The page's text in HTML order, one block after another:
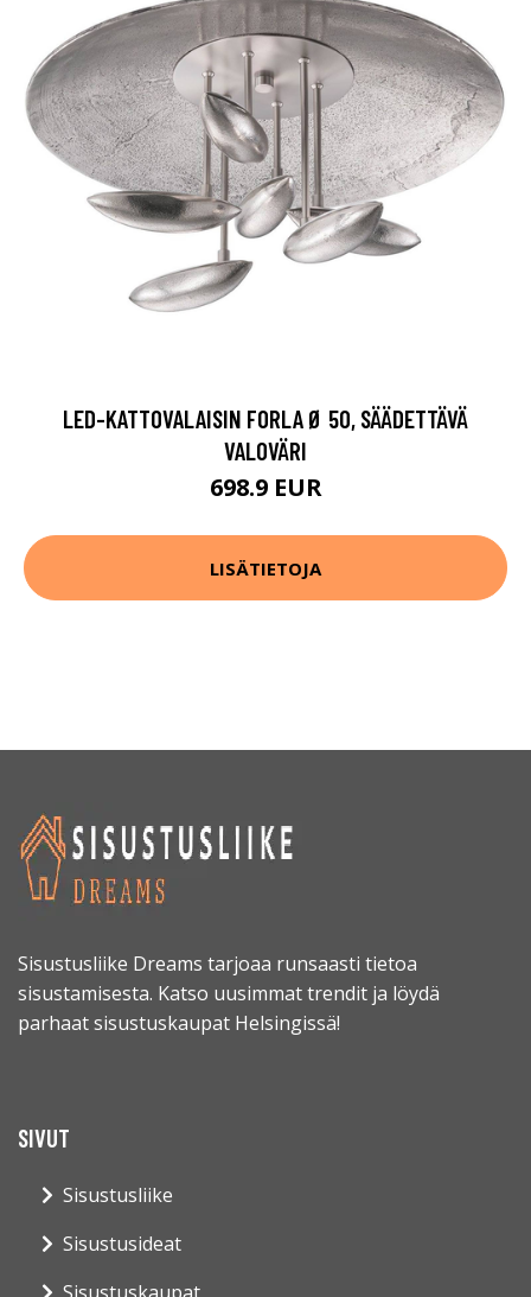
LED-KATTOVALAISIN FORLA Ø 50, SÄÄDETTÄVÄ
VALOVÄRI
698.9 EUR
LISÄTIETOJA
Sisustusliike Dreams tarjoaa runsaasti tietoa
sisustamisesta. Katso uusimmat trendit ja löydä
parhaat sisustuskaupat Helsingissä!
SIVUT
Sisustusliike
Sisustusideat